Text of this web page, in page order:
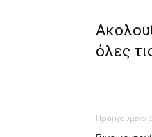
όλες
Προηγούμενο